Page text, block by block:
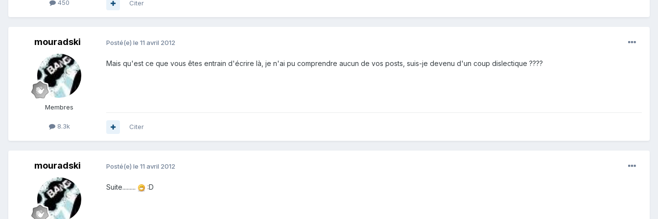
450 Citer
mouradski
Membres
8.3k
Posté(e) le 11 avril 2012
Mais qu'est ce que vous êtes entrain d'écrire là, je n'ai pu comprendre aucun de vos posts, suis-je devenu d'un coup dislectique ????
Citer
mouradski Posté(e) le 11 avril 2012
Suite......... :D